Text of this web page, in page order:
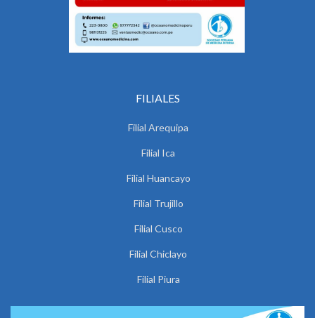
FILIALES
Filial Arequipa
Filial Ica
Filial Huancayo
Filial Trujillo
Filial Cusco
Filial Chiclayo
Filial Piura